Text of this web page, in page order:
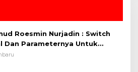
Roesmin Nurjadin : Switch
Dan Parameternya Untuk
✈